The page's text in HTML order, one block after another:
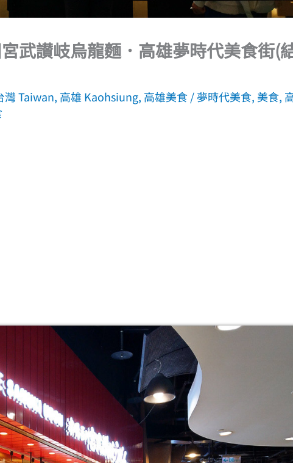
武讃岐烏龍麵．高雄夢時代美食街(
灣 Taiwan, 高雄 Kaohsiung, 高雄美食 /夢時代美食, 美食,